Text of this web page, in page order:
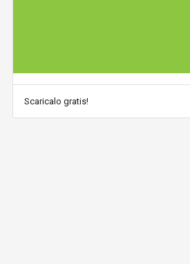
Scaricalo gratis!